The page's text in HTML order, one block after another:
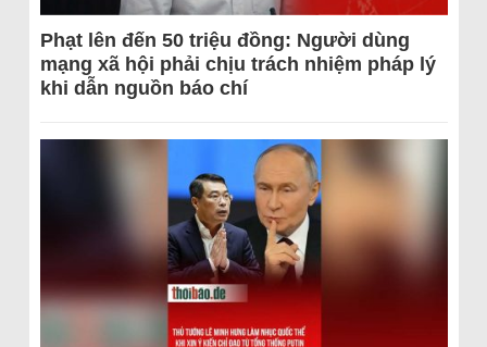
Phạt lên đến 50 triệu đồng: Người dùng
mạng xã hội phải chịu trách nhiệm pháp lý
khi dẫn nguồn báo chí